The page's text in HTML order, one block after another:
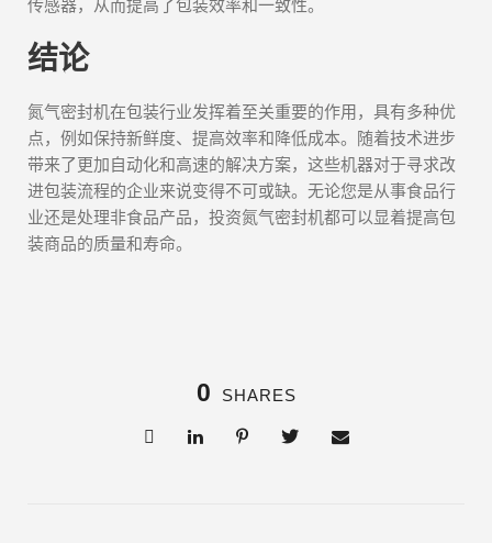
传感器，从而提高了包装效率和一致性。
结论
氮气密封机在包装行业发挥着至关重要的作用，具有多种优
点，例如保持新鲜度、提高效率和降低成本。随着技术进步
带来了更加自动化和高速的解决方案，这些机器对于寻求改
进包装流程的企业来说变得不可或缺。无论您是从事食品行
业还是处理非食品产品，投资氮气密封机都可以显着提高包
装商品的质量和寿命。
0 SHARES